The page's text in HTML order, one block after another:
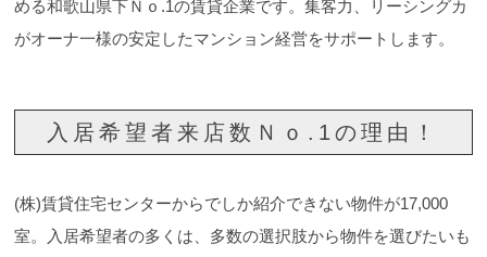
める和歌山県下Ｎｏ.1の賃貸企業です。集客力、リーシングカ
がオーナ一様の安定したマンション経営をサポートします。
入居希望者来店数Ｎｏ.1の理由！
(株)賃貸住宅センターからでしか紹介できない物件が17,000
室。入居希望者の多くは、多数の選択肢から物件を選びたいも